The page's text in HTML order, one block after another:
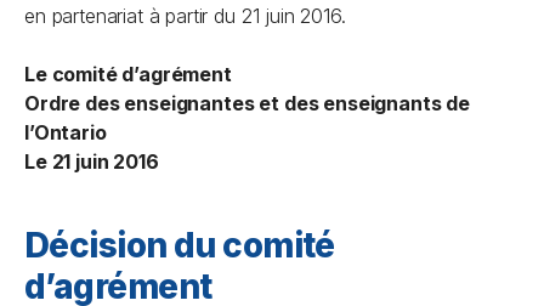
en partenariat à partir du 21 juin 2016.
Le comité d’agrément
Ordre des enseignantes et des enseignants de
l’Ontario
Le 21 juin 2016
Décision du comité
d’agrément